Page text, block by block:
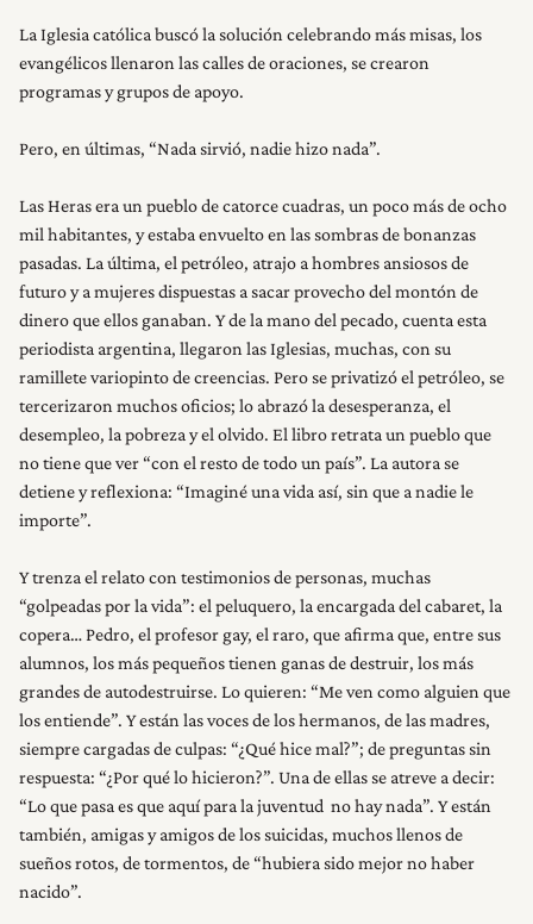
La Iglesia católica buscó la solución celebrando más misas, los
evangélicos llenaron las calles de oraciones, se crearon
programas y grupos de apoyo.
Pero, en últimas, “Nada sirvió, nadie hizo nada”.
Las Heras era un pueblo de catorce cuadras, un poco más de ocho
mil habitantes, y estaba envuelto en las sombras de bonanzas
pasadas. La última, el petróleo, atrajo a hombres ansiosos de
futuro y a mujeres dispuestas a sacar provecho del montón de
dinero que ellos ganaban. Y de la mano del pecado, cuenta esta
periodista argentina, llegaron las Iglesias, muchas, con su
ramillete variopinto de creencias. Pero se privatizó el petróleo, se
tercerizaron muchos oficios; lo abrazó la desesperanza, el
desempleo, la pobreza y el olvido. El libro retrata un pueblo que
no tiene que ver “con el resto de todo un país”. La autora se
detiene y reflexiona: “Imaginé una vida así, sin que a nadie le
importe”.
Y trenza el relato con testimonios de personas, muchas
“golpeadas por la vida”: el peluquero, la encargada del cabaret, la
copera… Pedro, el profesor gay, el raro, que afirma que, entre sus
alumnos, los más pequeños tienen ganas de destruir, los más
grandes de autodestruirse. Lo quieren: “Me ven como alguien que
los entiende”. Y están las voces de los hermanos, de las madres,
siempre cargadas de culpas: “¿Qué hice mal?”; de preguntas sin
respuesta: “¿Por qué lo hicieron?”. Una de ellas se atreve a decir:
“Lo que pasa es que aquí para la juventud no hay nada”. Y están
también, amigas y amigos de los suicidas, muchos llenos de
sueños rotos, de tormentos, de “hubiera sido mejor no haber
nacido”.